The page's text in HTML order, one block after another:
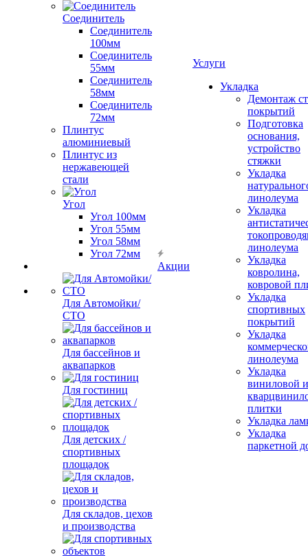
Соединитель
Соединитель
100мм
Соединитель
55мм
Соединитель
58мм
Соединитель
72мм
Плинтус
алюминиевый
Плинтус из
нержавеющей
стали
Угол
Угол 100мм
Угол 55мм
Угол 58мм
Угол 72мм
Для Автомойки/
СТО
Для бассейнов и
аквапарков
Для гостиниц
Для детских /
спортивных
площадок
Для складов, цехов
и производства
Акции
Услуги
Укладка
Демонтаж
покрытий
Подготовка
основания,
устройство
стяжки
Укладка
линолеума
Укладка
линолеума
Укладка
ковролина,
ковровой
Укладка
спортивных
покрытий
Укладка
линолеума
Укладка
виниловой и
плитки
Укладка
Укладка
паркетной